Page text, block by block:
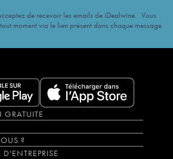
de recevoir les emails de iDealwine. Vous
moment via le lien présent dans chaque message.
?